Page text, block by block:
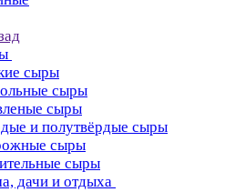
сыры
сыры
сыры
и полутвёрдые сыры
сыры
сыры
дачи и отдыха